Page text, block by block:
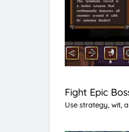
Fight Epic
Use strategy, wit,